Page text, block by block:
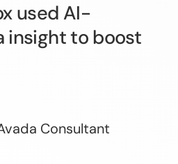
used AI-
insight to boost
Consultant